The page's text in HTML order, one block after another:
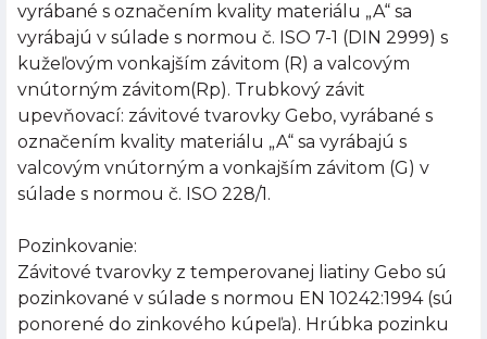
vyrábané s označením kvality materiálu „A“ sa
vyrábajú v súlade s normou č. ISO 7-1 (DIN 2999) s
kužeľovým vonkajším závitom (R) a valcovým
vnútorným závitom(Rp). Trubkový závit
upevňovací: závitové tvarovky Gebo, vyrábané s
označením kvality materiálu „A“ sa vyrábajú s
valcovým vnútorným a vonkajším závitom (G) v
súlade s normou č. ISO 228/1.
Pozinkovanie:
Závitové tvarovky z temperovanej liatiny Gebo sú
pozinkované v súlade s normou EN 10242:1994 (sú
ponorené do zinkového kúpeľa). Hrúbka pozinku